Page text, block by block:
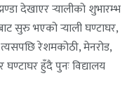
देखाएर र्‍यालीको शुभारम्भ
सुरु भएको र्‍याली घण्टाघर,
रेशमकोठी, मेनरोड,
हुँदै पुनः विद्यालय